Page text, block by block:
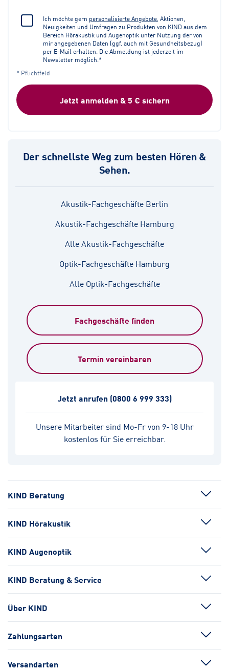
Ich möchte gern personalisierte Angebote , Aktionen,
Neuigkeiten und Umfragen zu Produkten von KIND aus dem
Bereich Hörakustik und Augenoptik unter Nutzung der von
mir angegebenen Daten (ggf. auch mit Gesundheitsbezug)
per E-Mail erhalten. Die Abmeldung ist jederzeit im
Newsletter möglich.*
* Pflichtfeld
Jetzt anmelden & 5 € sichern
Der schnellste Weg zum besten Hören &
Sehen.
Akustik-Fachgeschäfte Berlin
Akustik-Fachgeschäfte Hamburg
Alle Akustik-Fachgeschäfte
Optik-Fachgeschäfte Hamburg
Alle Optik-Fachgeschäfte
Fachgeschäfte finden
Termin vereinbaren
Unsere Mitarbeiter sind Mo-Fr von 9-18 Uhr
kostenlos für Sie erreichbar.
Jetzt anrufen (0800 6 999 333)
KIND Beratung
KIND Hörakustik
KIND Augenoptik
KIND Beratung & Service
Über KIND
Zahlungsarten
Versandarten